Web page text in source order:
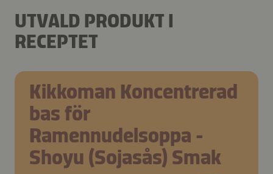
UTVALD PRODUKT I
RECEPTET
Kikkoman Koncentrerad
bas för
Ramennudelsoppa -
Shoyu (Sojasås) Smak